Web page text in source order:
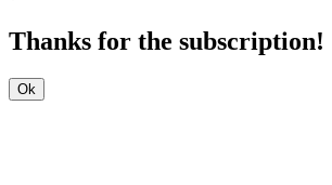
Thanks for the subscription!
Ok